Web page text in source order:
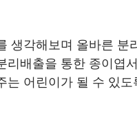
생각해보며 올바른 분
리배출을 통한 종이엽
어린이가 될 수 있